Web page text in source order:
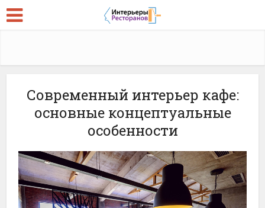
Современный интерьер кафе:
основные концептуальные
особенности